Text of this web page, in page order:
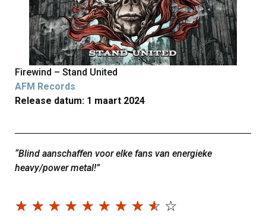
Firewind – Stand United
AFM Records
Release datum: 1 maart 2024
“Blind aanschaffen voor elke fans van energieke
heavy/power metal!”
☆ ☆ ☆ ☆ ☆ ☆ ☆ ☆ ☆ ☆